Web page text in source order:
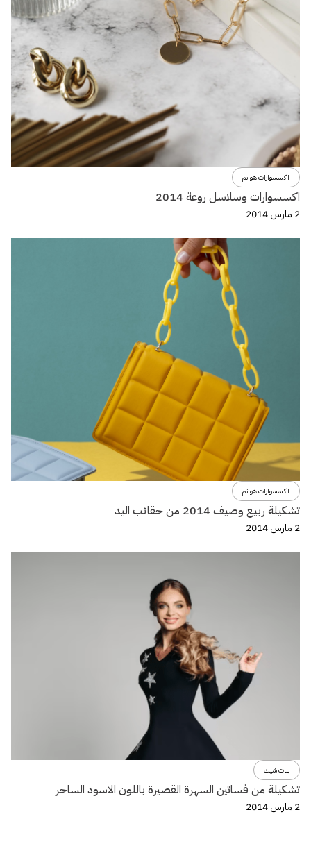
اكسسوارات هوانم
اكسسوارات وسلاسل روعة 2014
2 مارس 2014
اكسسوارات هوانم
تشكيلة ربيع وصيف 2014 من حقائب اليد
2 مارس 2014
بنات شيك
تشكيلة من فساتين السهرة القصيرة باللون الاسود الساحر
2 مارس 2014